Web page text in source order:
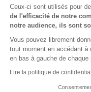
Ceux-ci sont utilisés pour
de l'efficacité de notre
notre audience, ils sont
Vous pouvez librement
tout moment en accédant
en bas à gauche de chaque
Lire la politique de
MENTIONS LÉGALES
CONDITIONS
COOKIES
This site uses cookies and
En savoir plus